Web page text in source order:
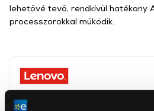
Lenovo Slovakia
lehetővé tevő, rendkívül hatékony
processzorokkal működik.